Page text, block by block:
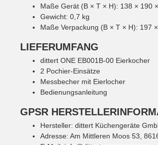
Maße Gerät (B × T × H): 138 × 190
Gewicht: 0,7 kg
Maße Verpackung (B × T × H): 197
LIEFERUMFANG
dittert ONE EB001B-00 Eierkocher
2 Pochier-Einsätze
Messbecher mit Eierlocher
Bedienungsanleitung
GPSR
Hersteller: dittert Küchengeräte
Adresse: Am Mittleren Moos 53,